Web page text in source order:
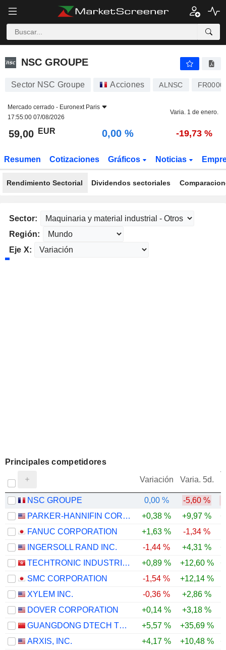
NSC GROUPE
NSC GROUPE
Sector NSC Groupe Acciones ALNSC
Mercado cerrado - Euronext Paris
17:55:00 07/08/2026
Varia. 1 de enero.
59,00 EUR 0,00 % -19,73 %
Resumen Cotizaciones Gráficos Noticias
Rendimiento Sectorial Dividendos sectoriales
Sector:
Región:
Eje X:
Principales competidores
Variación Varia. 5d.
NSC GROUPE 0,00 % -5,60 %
PARKER-HANNIFIN CORPORATION
+0,38 % +9,97 %
FANUC CORPORATION
+1,63 % -1,34 %
INGERSOLL RAND INC.
-1,44 % +4,31 %
TECHTRONIC INDUSTRIES COMPANY LIMITED
+0,89 % +12,60 %
SMC CORPORATION
-1,54 % +12,14 %
XYLEM INC.
-0,36 % +2,86 %
DOVER CORPORATION
+0,14 % +3,18 %
GUANGDONG DTECH TECHNOLOGY CO., LTD.
+5,57 % +35,69 %
ARXIS, INC.
+4,17 % +10,48 %